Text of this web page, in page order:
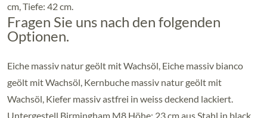
cm, Tiefe: 42 cm.
Fragen Sie uns nach den folgenden
Optionen.
Eiche massiv natur geölt mit Wachsöl, Eiche massiv bianco
geölt mit Wachsöl, Kernbuche massiv natur geölt mit
Wachsöl, Kiefer massiv astfrei in weiss deckend lackiert.
Untergestell Birmingham M8 Höhe: 23 cm aus Stahl in black